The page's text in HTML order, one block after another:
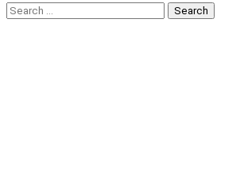
Search
for: